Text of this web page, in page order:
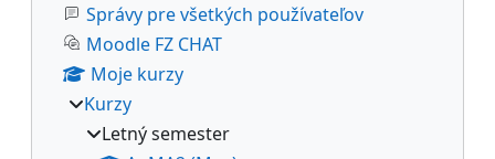
Správy pre všetkých používateľov
Moodle FZ CHAT
Moje kurzy
Kurzy
Letný semester